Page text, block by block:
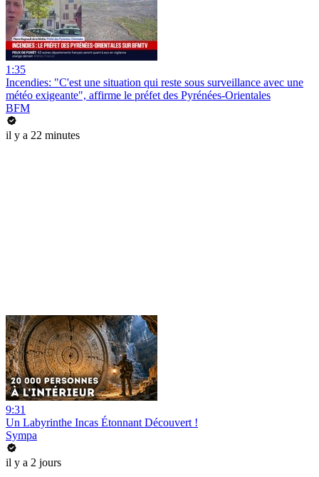
1:35
Incendies: "C'est une situation qui reste sous surveillance avec une
météo exigeante", affirme le préfet des Pyrénées-Orientales
BFM
il y a 22 minutes
9:31
Un Labyrinthe Incas Étonnant Découvert !
Sympa
il y a 2 jours